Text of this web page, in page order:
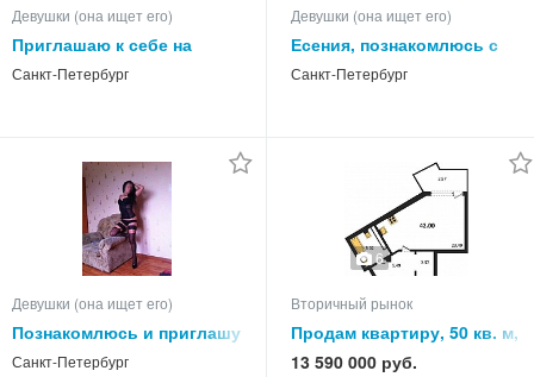
Девушки (она ищет его)
Приглашаю к себе на
знакомство
Санкт-Петербург
Девушки (она ищет его)
Есения, познакомлюсь с
русским мужчиной
Санкт-Петербург
Девушки (она ищет его)
Познакомлюсь и приглашу
в гости
Санкт-Петербург
6
Вторичный рынок
Продам квартиру, 50 кв. м,
этаж
13 590 000 руб.